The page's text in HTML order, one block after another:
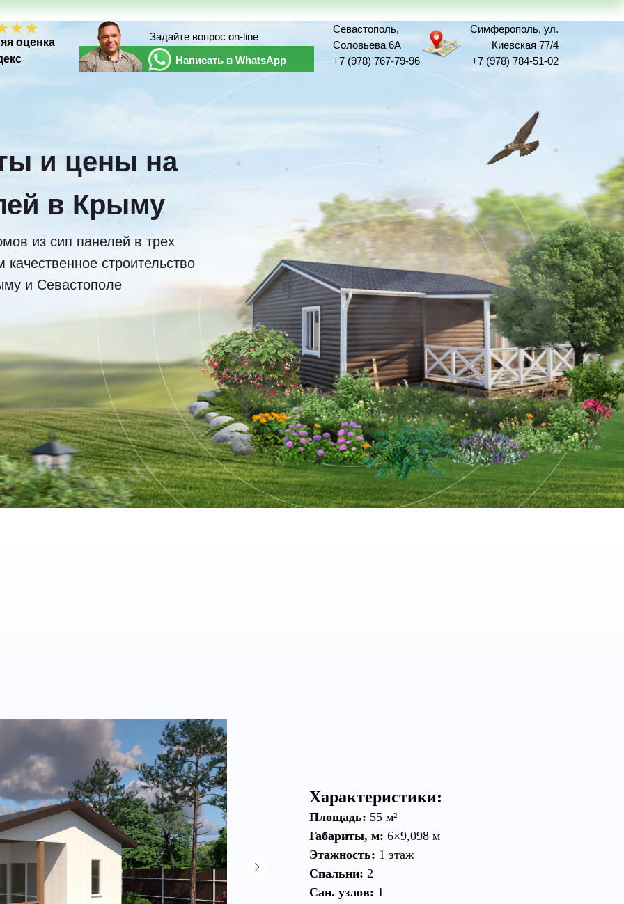
и цены на
в Крыму
из сип панелей в трех
строительство
и Севастополе
Написать в WhatsApp
оценка
Симферополь, ул.
Киевская 77/4
+7 (978) 784-51-02
Задайте вопрос on-line
Севастополь,
Соловьева 6А
+7 (978) 767-79-96‬
Характеристики:
Площадь: 55 м²
Габариты, м: 6×9,098 м
Этажность: 1 этаж
Спальни: 2
Сан. узлов: 1